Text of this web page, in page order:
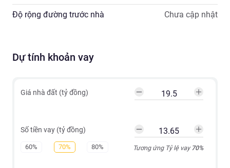
Độ rộng đường trước nhà Chưa cập nhật
Dự tính khoản vay
Giá nhà đất (tỷ đồng)
Số tiền vay (tỷ đồng)
60% 70% 80% Tương ứng Tỷ lệ vay70%